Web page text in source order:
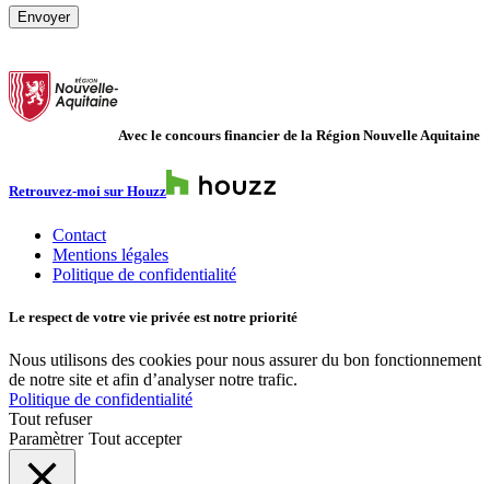
Veuillez laisser ce champ vide.
Avec le concours financier de la Région Nouvelle Aquitaine
Retrouvez-moi sur Houzz
Contact
Mentions légales
Politique de confidentialité
Le respect de votre vie privée est notre priorité
Nous utilisons des cookies pour nous assurer du bon fonctionnement
de notre site et afin d’analyser notre trafic.
Politique de confidentialité
Tout refuser
Paramètrer Tout accepter